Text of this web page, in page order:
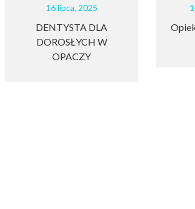
16 lipca, 2025
DENTYSTA DLA
DOROSŁYCH W
14
Opieka